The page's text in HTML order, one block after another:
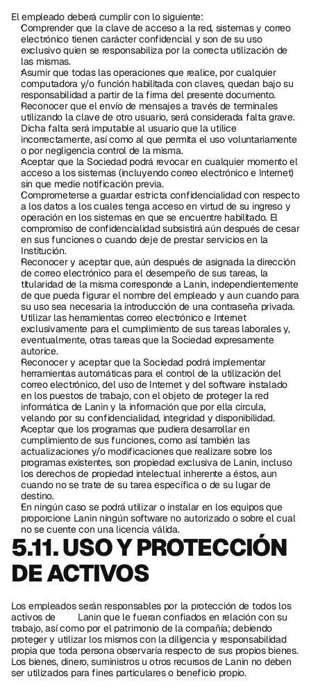
El empleado deberá cumplir con lo siguiente:
Comprender que la clave de acceso a la red, sistemas y correo
electrónico tienen carácter confidencial y son de su uso
exclusivo quien se responsabiliza por la correcta utilización de
las mismas.
Asumir que todas las operaciones que realice, por cualquier
computadora y/o función habilitada con claves, quedan bajo su
responsabilidad a partir de la firma del presente documento.
Reconocer que el envío de mensajes a través de terminales
utilizando la clave de otro usuario, será considerada falta grave.
Dicha falta será imputable al usuario que la utilice
incorrectamente, así como al que permita el uso voluntariamente
o por negligencia control de la misma.
Aceptar que la Sociedad podrá revocar en cualquier momento el
acceso a los sistemas (incluyendo correo electrónico e Internet)
sin que medie notificación previa.
Comprometerse a guardar estricta confidencialidad con respecto
a los datos a los cuales tenga acceso en virtud de su ingreso y
operación en los sistemas en que se encuentre habilitado. El
compromiso de confidencialidad subsistirá aún después de cesar
en sus funciones o cuando deje de prestar servicios en la
Institución.
Reconocer y aceptar que, aún después de asignada la dirección
de correo electrónico para el desempeño de sus tareas, la
titularidad de la misma corresponde a Lanin, independientemente
de que pueda figurar el nombre del empleado y aun cuando para
su uso sea necesaria la introducción de una contraseña privada.
Utilizar las herramientas correo electrónico e Internet
exclusivamente para el cumplimiento de sus tareas laborales y,
eventualmente, otras tareas que la Sociedad expresamente
autorice.
Reconocer y aceptar que la Sociedad podrá implementar
herramientas automáticas para el control de la utilización del
correo electrónico, del uso de Internet y del software instalado
en los puestos de trabajo, con el objeto de proteger la red
informática de Lanin y la información que por ella circula,
velando por su confidencialidad, integridad y disponibilidad.
Aceptar que los programas que pudiera desarrollar en
cumplimiento de sus funciones, como así también las
actualizaciones y/o modificaciones que realizare sobre los
programas existentes, son propiedad exclusiva de Lanin, incluso
los derechos de propiedad intelectual inherente a éstos, aun
cuando no se trate de su tarea específica o de su lugar de
destino.
En ningún caso se podrá utilizar o instalar en los equipos que
proporcione Lanin ningún software no autorizado o sobre el cual
no se cuente con una licencia válida.
5.11. USO Y PROTECCIÓN
DE ACTIVOS
Los empleados serán responsables por la protección de todos los
activos de 	Lanin que le fueran confiados en relación con su
trabajo, así como por el patrimonio de la compañía; debiendo
proteger y utilizar los mismos con la diligencia y responsabilidad
propia que toda persona observaría respecto de sus propios bienes.
Los bienes, dinero, suministros u otros recursos de Lanin no deben
ser utilizados para fines particulares o beneficio propio.